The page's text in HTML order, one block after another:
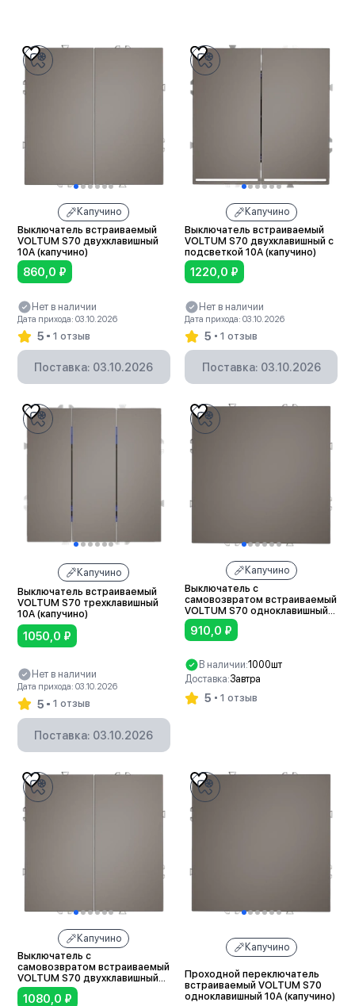
Капучино
Выключатель встраиваемый
VOLTUM S70 двухклавишный
10А (капучино)
860,0 ₽
Нет в наличии
Дата прихода: 03.10.2026
5 1 отзыв
Поставка: 03.10.2026
Капучино
Выключатель встраиваемый
VOLTUM S70 двухклавишный с
подсветкой 10А (капучино)
1220,0 ₽
Нет в наличии
Дата прихода: 03.10.2026
5 1 отзыв
Поставка: 03.10.2026
Капучино
Выключатель встраиваемый
VOLTUM S70 трехклавишный
10А (капучино)
1050,0 ₽
Нет в наличии
Дата прихода: 03.10.2026
5 1 отзыв
Поставка: 03.10.2026
Капучино
Выключатель с
самовозвратом встраиваемый
VOLTUM S70 одноклавишный
10А (капучино)
910,0 ₽
В наличии:1000шт
Доставка:Завтра
5 1 отзыв
Капучино
Выключатель с
самовозвратом встраиваемый
VOLTUM S70 двухклавишный
10А (капучино)
1080,0 ₽
Капучино
Проходной переключатель
встраиваемый VOLTUM S70
одноклавишный 10А (капучино)